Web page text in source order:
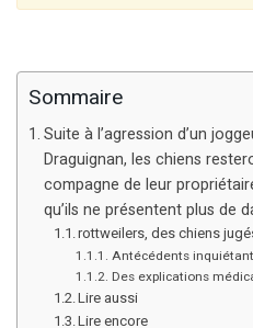
Sommaire
Suite à l’agression d’un
Draguignan, les chiens
compagne de leur
qu’ils ne présentent plus de
rottweilers, des chiens
Antécédents
Des explications
Lire aussi
Lire encore